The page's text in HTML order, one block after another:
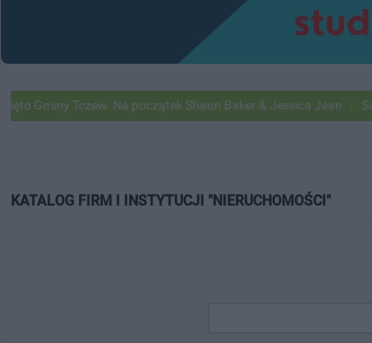
Tczew. Na początek Shaun Baker & Jessica Jean
KATALOG FIRM I INSTYTUCJI "NIERUCHOMOŚCI"